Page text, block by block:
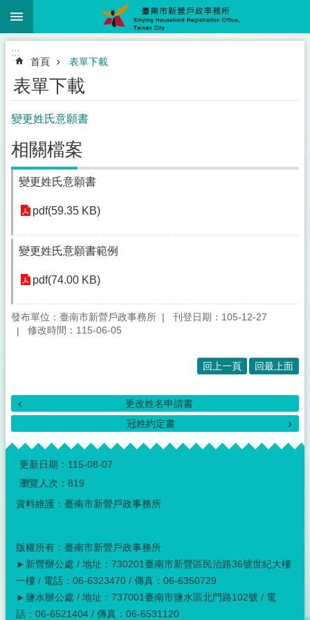
跳到主要內容區塊
:::
首頁 表單下載
表單下載
變更姓氏意願書
相關檔案
變更姓氏意願書
pdf(59.35 KB)
變更姓氏意願書範例
pdf(74.00 KB)
發布單位：臺南市新營戶政事務所
刊登日期：105-12-27
修改時間：115-06-05
回上一頁 回最上面
更改姓名申請書
冠姓約定書
:::
更新日期： 115-08-07
瀏覽人次： 819
資料維護：臺南市新營戶政事務所
版權所有：臺南市新營戶政事務所
►新營辦公處 / 地址：730201臺南市新營區民治路36號世紀大樓
一樓 / 電話：06-6323470 / 傳真：06-6350729
►鹽水辦公處 / 地址：737001臺南市鹽水區北門路102號 / 電
話：06-6521404 / 傳真：06-6531120